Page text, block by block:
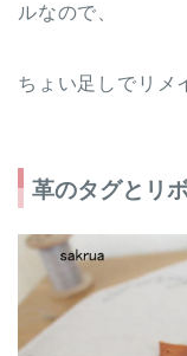
ルなので、
ちょい足しでリメ
革のタグとリ